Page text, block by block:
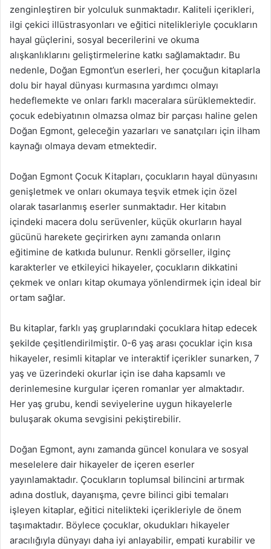
zenginleştiren bir yolculuk sunmaktadır. Kaliteli içerikleri,
ilgi çekici illüstrasyonları ve eğitici nitelikleriyle çocukların
hayal güçlerini, sosyal becerilerini ve okuma
alışkanlıklarını geliştirmelerine katkı sağlamaktadır. Bu
nedenle, Doğan Egmont’un eserleri, her çocuğun kitaplarla
dolu bir hayal dünyası kurmasına yardımcı olmayı
hedeflemekte ve onları farklı maceralara sürüklemektedir.
çocuk edebiyatının olmazsa olmaz bir parçası haline gelen
Doğan Egmont, geleceğin yazarları ve sanatçıları için ilham
kaynağı olmaya devam etmektedir.
Doğan Egmont Çocuk Kitapları, çocukların hayal dünyasını
genişletmek ve onları okumaya teşvik etmek için özel
olarak tasarlanmış eserler sunmaktadır. Her kitabın
içindeki macera dolu serüvenler, küçük okurların hayal
gücünü harekete geçirirken aynı zamanda onların
eğitimine de katkıda bulunur. Renkli görseller, ilginç
karakterler ve etkileyici hikayeler, çocukların dikkatini
çekmek ve onları kitap okumaya yönlendirmek için ideal bir
ortam sağlar.
Bu kitaplar, farklı yaş gruplarındaki çocuklara hitap edecek
şekilde çeşitlendirilmiştir. 0-6 yaş arası çocuklar için kısa
hikayeler, resimli kitaplar ve interaktif içerikler sunarken, 7
yaş ve üzerindeki okurlar için ise daha kapsamlı ve
derinlemesine kurgular içeren romanlar yer almaktadır.
Her yaş grubu, kendi seviyelerine uygun hikayelerle
buluşarak okuma sevgisini pekiştirebilir.
Doğan Egmont, aynı zamanda güncel konulara ve sosyal
meselelere dair hikayeler de içeren eserler
yayınlamaktadır. Çocukların toplumsal bilincini artırmak
adına dostluk, dayanışma, çevre bilinci gibi temaları
işleyen kitaplar, eğitici nitelikteki içerikleriyle de önem
taşımaktadır. Böylece çocuklar, okudukları hikayeler
aracılığıyla dünyayı daha iyi anlayabilir, empati kurabilir ve